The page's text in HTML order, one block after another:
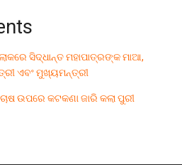
ସିଦ୍ଧାନ୍ତ ମହାପାତ୍ରଙ୍କ ମାଆ,
ଏବଂ ମୁଖ୍ୟମନ୍ତ୍ରୀ
ଉପରେ କଟକଣା ଜାରି କଲା ପୁରୀ